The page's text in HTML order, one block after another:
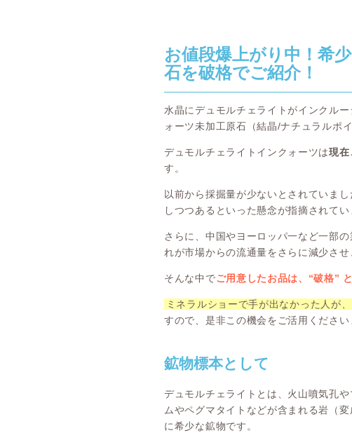
お値段爆上がり中！希
石を破格でご紹介！
水晶にデュモルチェライトがインクル
ォーツ未加工原石（結晶/ナチュラルポ
デュモルチェライトインクォーツは現在
す。
以前から採掘量が少ないとされていま
しつつあるといった懸念が指摘されてい
さらに、中国やヨーロッパ一など一部
れが市場からの流通量をさらに減少さ
そんな中でご用意したお品は、“破格”
ミネラルショーで手が出なかった人が
すので、是非この機会をご活用ください
鉱物標本として
デュモルチェライトとは、火山噴気孔
ムやペグマタイトなどが含まれる岩（
に希少な鉱物です。